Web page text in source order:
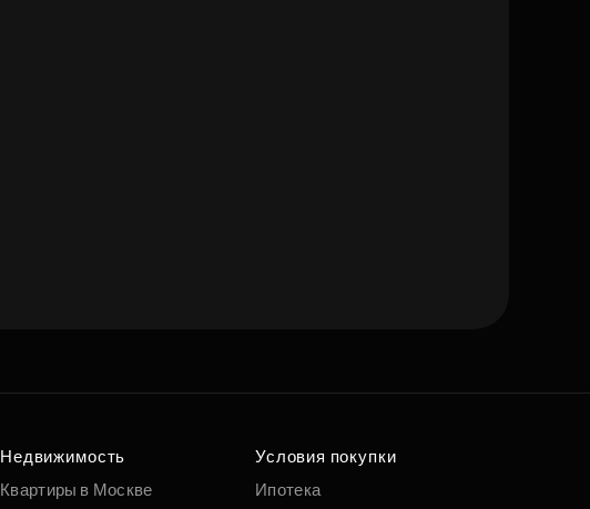
Недвижимость
Квартиры в Москве
Условия покупки
Ипотека